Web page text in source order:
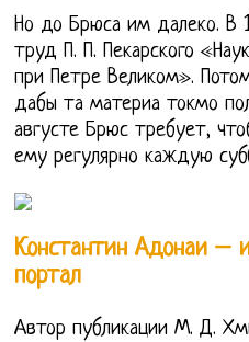
Но до Брюса им далеко. В
труд П. П. Пекарского
при Петре Великом».
дабы та материа токмо
августе Брюс требует,
ему регулярно каждую
Константин Адонаи –
портал
Автор публикации М. Д.